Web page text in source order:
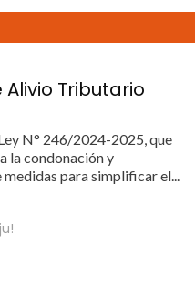
Tributario
N° 246/2024-2025, que
la condonación y
para simplificar el...